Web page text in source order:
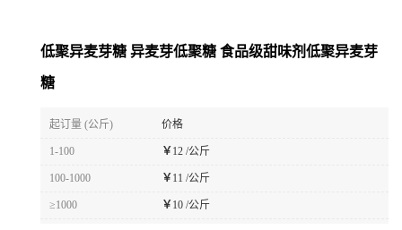
低聚异麦芽糖 异麦芽低聚糖 食品级甜味剂低聚异麦芽
糖
起订量 (公斤) 价格
1-100 ￥ 12 /公斤
100-1000 ￥ 11 /公斤
≥1000 ￥ 10 /公斤